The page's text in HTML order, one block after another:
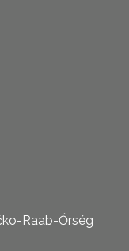
Raab-Őrség